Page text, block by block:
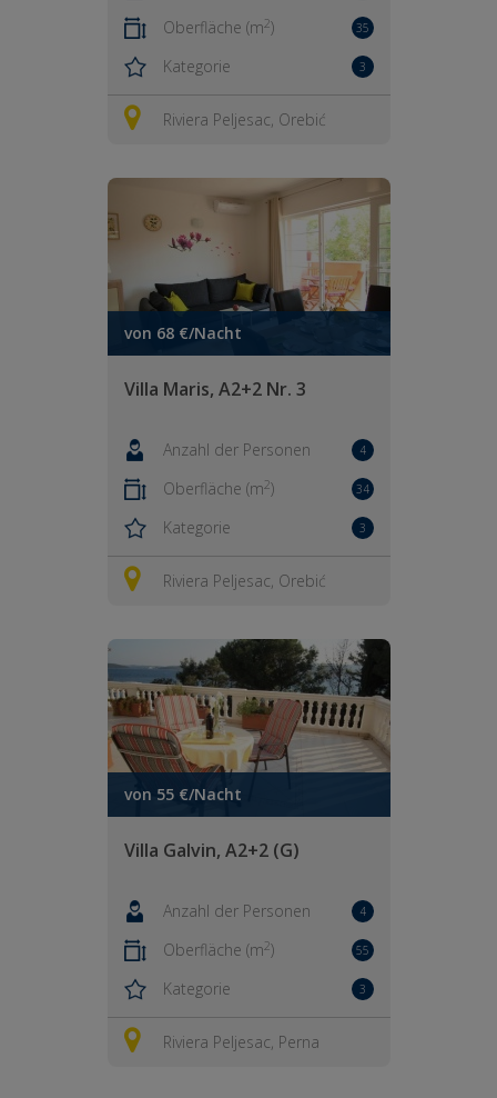
Oberfläche (m2) 35
Kategorie 3
Riviera Peljesac, Orebić
von 68 €/Nacht
Villa Maris, A2+2 Nr. 3
Anzahl der Personen 4
Oberfläche (m2) 34
Kategorie 3
Riviera Peljesac, Orebić
von 55 €/Nacht
Villa Galvin, A2+2 (G)
Anzahl der Personen 4
Oberfläche (m2) 55
Kategorie 3
Riviera Peljesac, Perna